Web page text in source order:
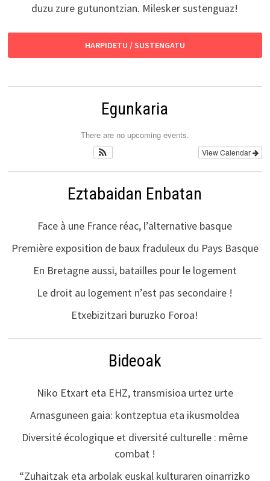
duzu zure gutunontzian. Milesker sustenguaz!
HARPIDETU / SUSTENGATU
Egunkaria
There are no upcoming events.
View Calendar
Eztabaidan Enbatan
Face à une France réac, l’alternative basque
Première exposition de baux fraduleux du Pays Basque
En Bretagne aussi, batailles pour le logement
Le droit au logement n’est pas secondaire !
Etxebizitzari buruzko Foroa!
Bideoak
Niko Etxart eta EHZ, transmisioa urtez urte
Arnasguneen gaia: kontzeptua eta ikusmoldea
Diversité écologique et diversité culturelle : même
combat !
“Zuhaitzak eta arbolak euskal kulturaren oinarrizko